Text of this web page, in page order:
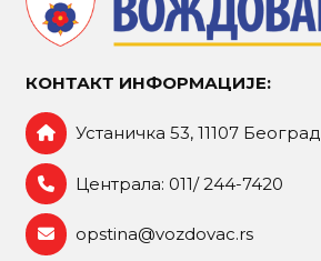
КОНТАКТ ИНФОРМАЦИЈЕ:
Устаничка 53, 11107 Београд
Централа: 011/ 244-7420
opstina@vozdovac.rs